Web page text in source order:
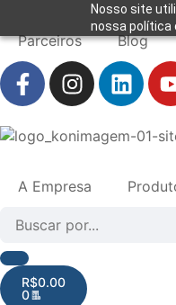
Nosso site
nossa política
Parceiros Blog
A Empresa
R$0.00
0